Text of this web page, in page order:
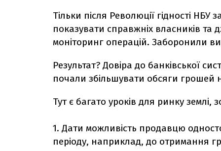
Тільки після Революції гідності
показувати справжніх власників
моніторинг операцій. Заборонили
Результат? Довіра до банківської
почали збільшувати обсяги грошей
Тут є багато уроків для ринку землі,
1. Дати можливість продавцю
періоду, наприклад, до отримання